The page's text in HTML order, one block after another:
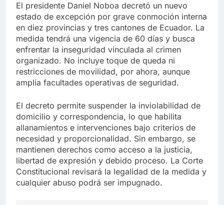
El presidente Daniel Noboa decretó un nuevo
estado de excepción por grave conmoción interna
en diez provincias y tres cantones de Ecuador. La
medida tendrá una vigencia de 60 días y busca
enfrentar la inseguridad vinculada al crimen
organizado. No incluye toque de queda ni
restricciones de movilidad, por ahora, aunque
amplía facultades operativas de seguridad.
El decreto permite suspender la inviolabilidad de
domicilio y correspondencia, lo que habilita
allanamientos e intervenciones bajo criterios de
necesidad y proporcionalidad. Sin embargo, se
mantienen derechos como acceso a la justicia,
libertad de expresión y debido proceso. La Corte
Constitucional revisará la legalidad de la medida y
cualquier abuso podrá ser impugnado.